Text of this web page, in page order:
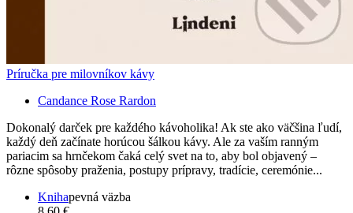
Príručka pre milovníkov kávy
Candance Rose Rardon
Dokonalý darček pre každého kávoholika! Ak ste ako väčšina ľudí,
každý deň začínate horúcou šálkou kávy. Ale za vaším ranným
pariacim sa hrnčekom čaká celý svet na to, aby bol objavený –
rôzne spôsoby praženia, postupy prípravy, tradície, ceremónie...
Knihapevná väzba